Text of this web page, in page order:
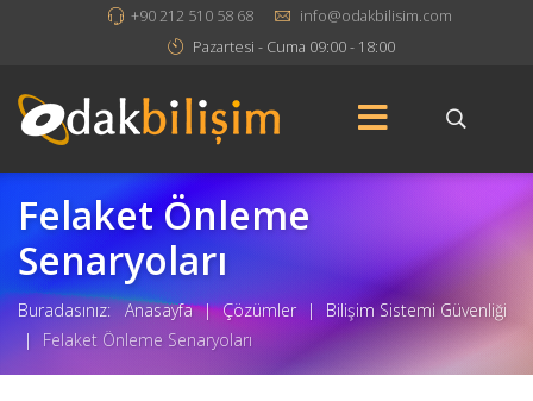
+90 212 510 58 68
info@odakbilisim.com
Pazartesi - Cuma 09:00 - 18:00
Felaket Önleme
Senaryoları
Buradasınız: Anasayfa | Çözümler |
Bilişim Sistemi Güvenliği
|
Felaket Önleme Senaryoları